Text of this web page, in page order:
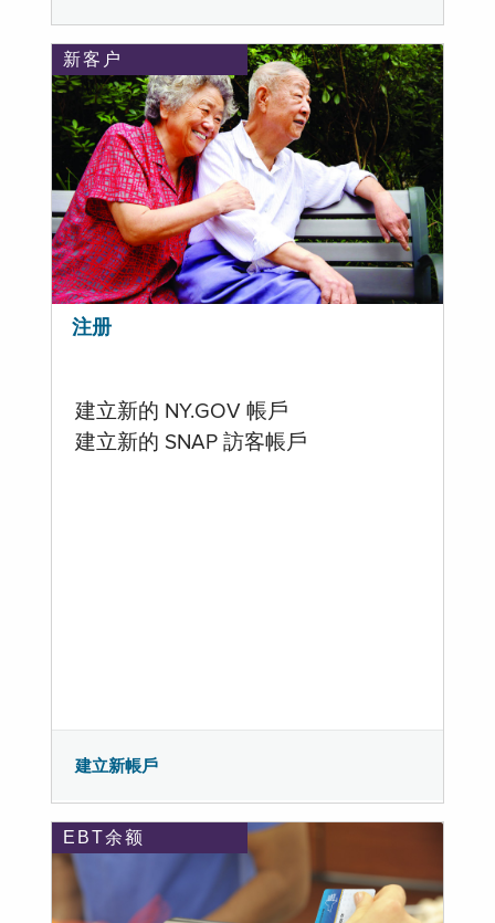
新客户
注册
建立新的 NY.GOV 帳戶
建立新的 SNAP 訪客帳戶
建立新帳戶
EBT余额